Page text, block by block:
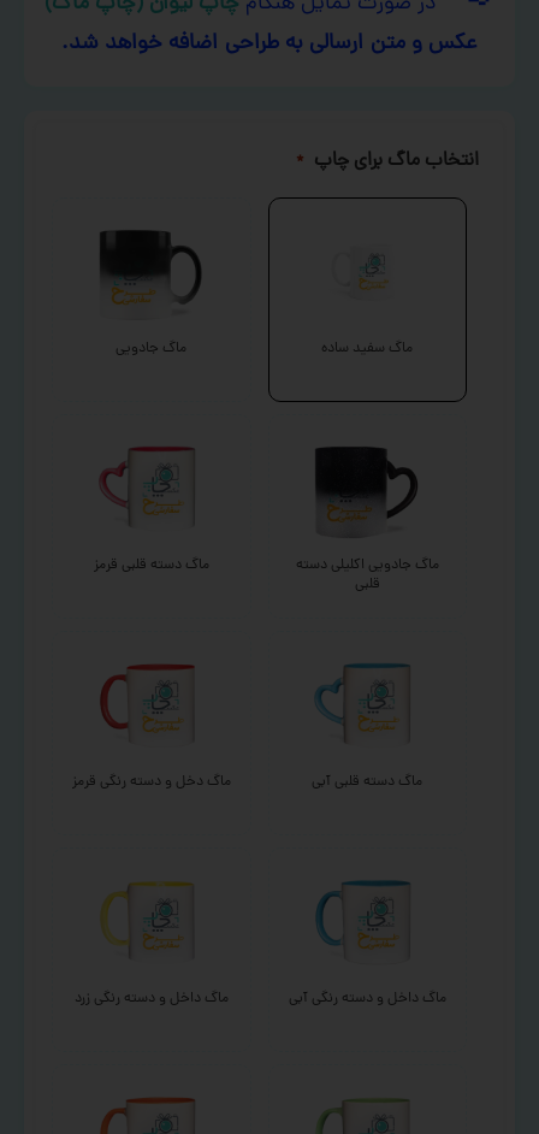
عکس و متن ارسالی به طراحی اضافه خواهد شد.
انتخاب ماگ برای چاپ *
ماگ سفید ساده ماگ جادویی
ماگ جادویی اکلیلی دسته
قلبی
ماگ دسته قلبی قرمز
ماگ دسته قلبی آبی ماگ دخل و دسته رنگی قرمز
ماگ داخل و دسته رنگی آبی ماگ داخل و دسته رنگی زرد